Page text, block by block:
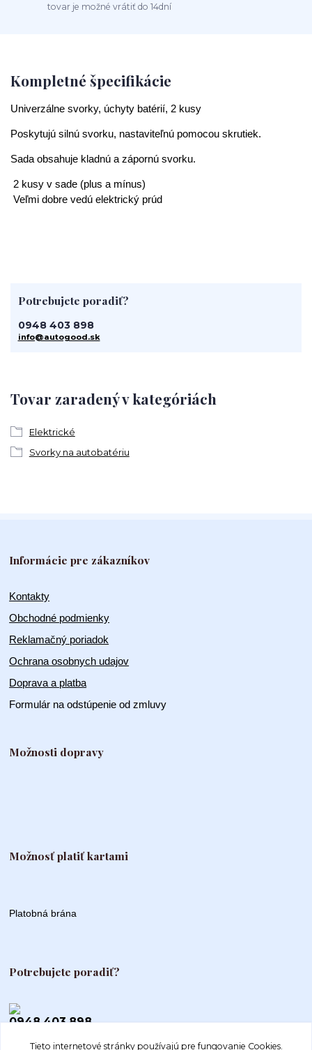
tovar je možné vrátiť do 14dní
Kompletné špecifikácie
Univerzálne svorky, úchyty batérií, 2 kusy
Poskytujú silnú svorku, nastaviteľnú pomocou skrutiek.
Sada obsahuje kladnú a zápornú svorku.
2 kusy v sade (plus a mínus)
Veľmi dobre vedú elektrický prúd
Tovar zaradený v kategóriách
Elektrické
Svorky na autobatériu
Potrebujete poradiť?
0948 403 898
info@autogood.sk
Informácie pre zákazníkov
Kontakty
Obchodné podmienky
Reklamačný poriadok
Ochrana osobnych udajov
Doprava a platba
Formulár na odstúpenie od zmluvy
Možnosti dopravy
Možnosť platiť kartami
Platobná brána
Potrebujete poradiť?
0948 403 898
Tieto internetové stránky používajú pre fungovanie Cookies.